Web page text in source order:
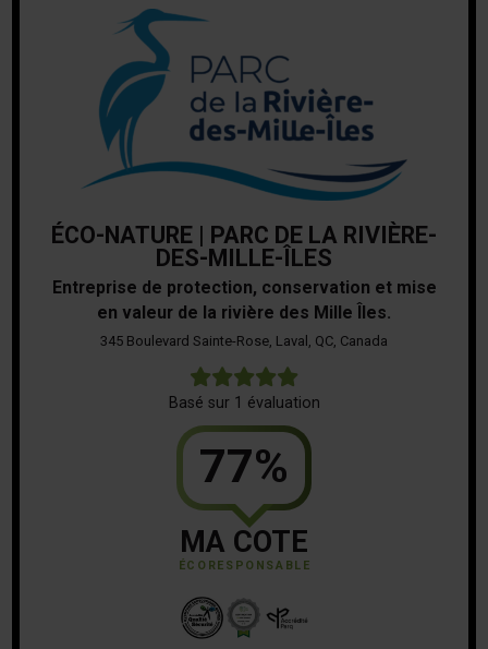
ÉCO-NATURE | PARC DE LA RIVIÈRE-
DES-MILLE-ÎLES
Entreprise de protection, conservation et mise
en valeur de la rivière des Mille Îles.
345 Boulevard Sainte-Rose, Laval, QC, Canada
Basé sur 1 évaluation
77%
MA COTE
ÉCORESPONSABLE